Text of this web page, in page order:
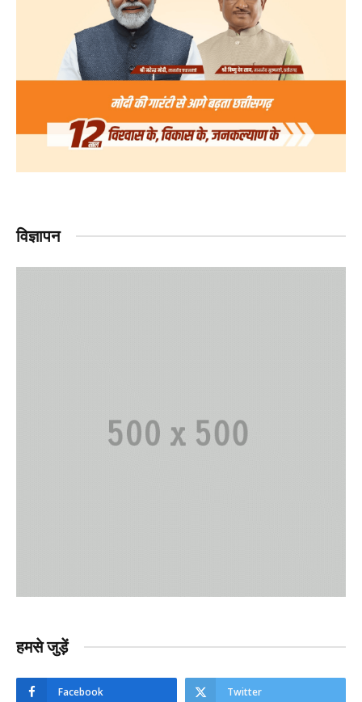
विज्ञापन
हमसे जुड़ें
Facebook Twitter